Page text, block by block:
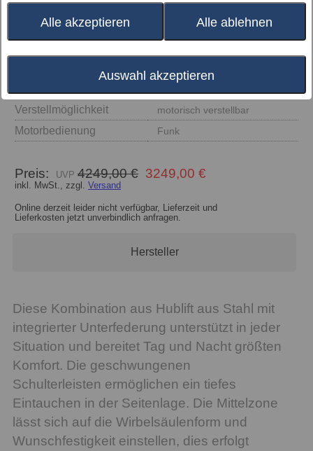
Alle akzeptieren Alle ablehnen
Auswahl akzeptieren
Verstellmöglichkeit
motorisch verstellbar
Motorbedienung Funk
Preis: 4249,00 € 3249,00 €
inkl. MwSt., zzgl. Versand
Online derzeit leider nicht verfügbar, Lieferzeit und
Lieferkosten jetzt unverbindlich anfragen.
Hersteller
Diese Kombination aus Hublift aus Stahl mit
integrierter Unterfederung unterstützt in jeder
Situation und bereitet Tag und Nacht größten
Komfort. Die geschwungenen
Schulterleisten ermöglichen ein tiefes
Eintauchen in der Seitenlage. Die Mittelzone
lässt sich auf die Wirbelsäulenform und
Wunschfestigkeit einstellen, dies erfolgt